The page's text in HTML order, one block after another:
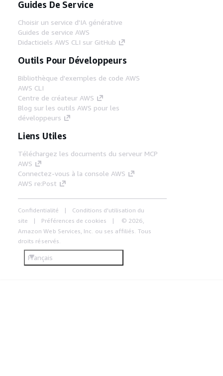
Guides De Service
Choisir un service d'IA générative
Guides de service AWS
Didacticiels AWS CLI sur GitHub
Outils Pour Développeurs
Bibliothèque d'exemples de code AWS
AWS CLI
Centre de créateur AWS
Blog sur les outils AWS pour les
développeurs
Liens Utiles
Téléchargez les documents du serveur MCP
AWS
Connectez-vous à la console AWS
AWS re:Post
Confidentialité
Conditions d'utilisation du
site
Préférences de cookies
© 2026,
Amazon Web Services, Inc. ou ses affiliés. Tous
droits réservés.
Français